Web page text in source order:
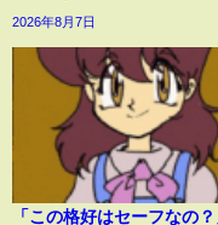
2026年8月7日
「この格好はセーフなの